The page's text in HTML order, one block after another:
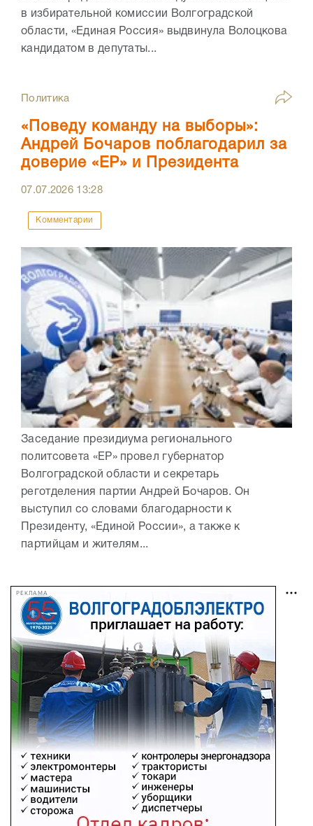
в избирательной комиссии Волгоградской
области, «Единая Россия» выдвинула Волоцкова
кандидатом в депутаты...
Политика
«Поведу команду на выборы»:
Андрей Бочаров поблагодарил за
доверие «ЕР» и Президента
07.07.2026 13:28
Комментарии
Заседание президиума регионального
политсовета «ЕР» провел губернатор
Волгоградской области и секретарь
реготделения партии Андрей Бочаров. Он
выступил со словами благодарности к
Президенту, «Единой России», а также к
партийцам и жителям...
РЕКЛАМА